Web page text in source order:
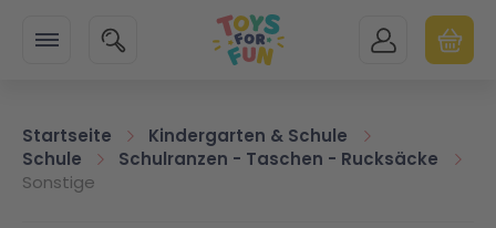
SUCHE MEIN KONTO
Startseite
Kindergarten & Schule
Schule
Schulranzen - Taschen - Rucksäcke
Sonstige